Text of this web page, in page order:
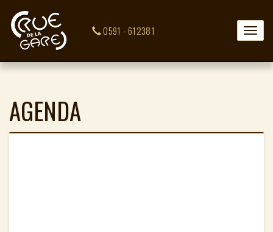
Toggle
0591 - 612381
AGENDA